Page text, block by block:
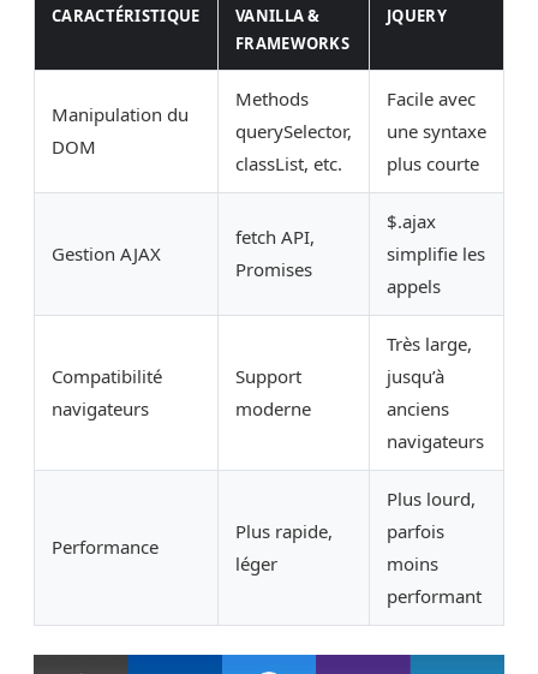
CARACTÉRISTIQUE
VANILLA &
FRAMEWORKS
JQUERY
Manipulation du
DOM
Methods
querySelector,
classList, etc.
Facile avec
une syntaxe
plus courte
Gestion AJAX
fetch API,
Promises
$.ajax
simplifie les
appels
Compatibilité
navigateurs
Support
moderne
Très large,
jusqu’à
anciens
navigateurs
Performance
Plus rapide,
léger
Plus lourd,
parfois
moins
performant